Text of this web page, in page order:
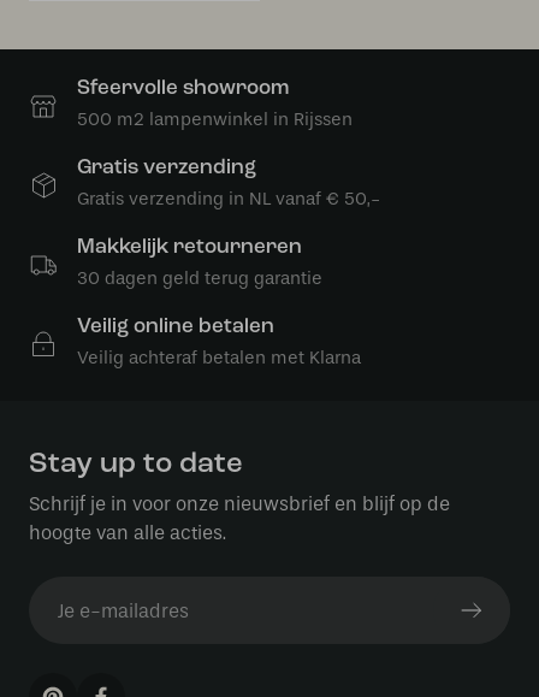
Sfeervolle showroom
500 m2 lampenwinkel in Rijssen
Gratis verzending
Gratis verzending in NL vanaf € 50,-
Makkelijk retourneren
30 dagen geld terug garantie
Veilig online betalen
Veilig achteraf betalen met Klarna
Stay up to date
Schrijf je in voor onze nieuwsbrief en blijf op de
hoogte van alle acties.